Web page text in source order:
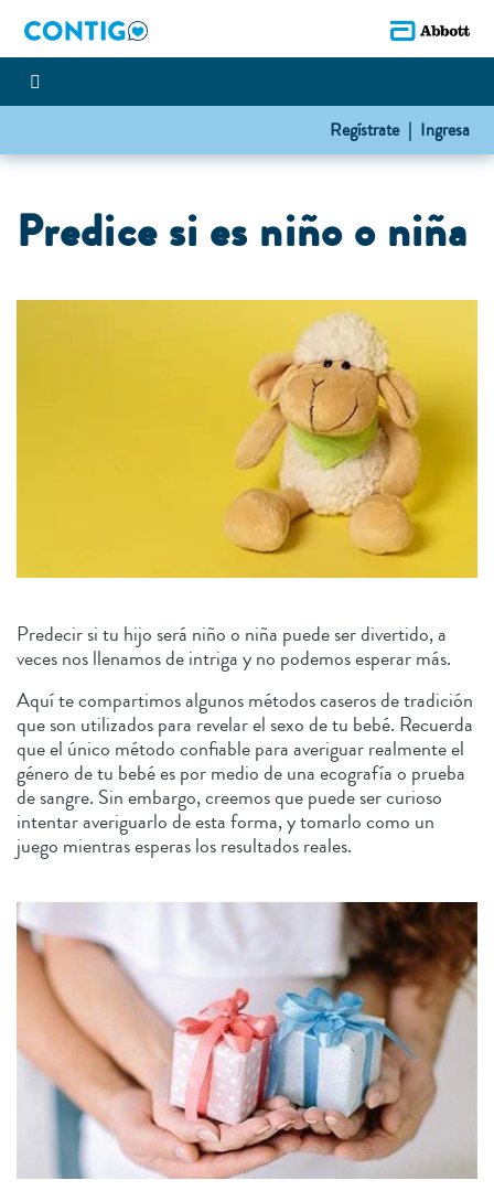
Regístrate | Ingresa
Predice si es niño o niña
Predecir si tu hijo será niño o niña puede ser divertido, a
veces nos llenamos de intriga y no podemos esperar más.
Aquí te compartimos algunos métodos caseros de tradición
que son utilizados para revelar el sexo de tu bebé. Recuerda
que el único método confiable para averiguar realmente el
género de tu bebé es por medio de una ecografía o prueba
de sangre. Sin embargo, creemos que puede ser curioso
intentar averiguarlo de esta forma, y tomarlo como un
juego mientras esperas los resultados reales.